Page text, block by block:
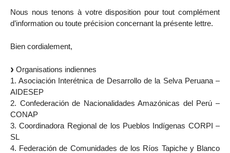
Nous nous tenons à votre disposition pour tout complément
d’information ou toute précision concernant la présente lettre.
Bien cordialement,
Organisations indiennes
1. Asociación Interétnica de Desarrollo de la Selva Peruana –
AIDESEP
2. Confederación de Nacionalidades Amazónicas del Perú –
CONAP
3. Coordinadora Regional de los Pueblos Indígenas CORPI –
SL
4. Federación de Comunidades de los Ríos Tapiche y Blanco